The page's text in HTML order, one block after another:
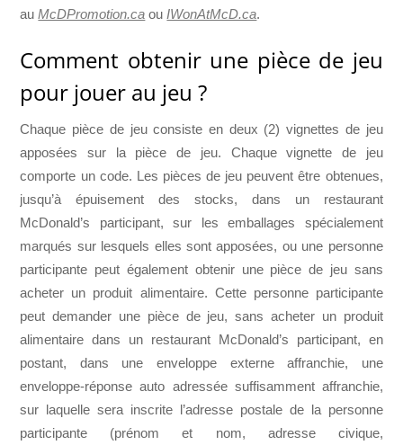
auMcDPromotion.ca ou IWonAtMcD.ca.
Comment obtenir une pièce de jeu
pour jouer au jeu ?
Chaque pièce de jeu consiste en deux (2) vignettes de jeu
apposées sur la pièce de jeu. Chaque vignette de jeu
comporte un code. Les pièces de jeu peuvent être obtenues,
jusqu’à épuisement des stocks, dans un restaurant
McDonald’s participant, sur les emballages spécialement
marqués sur lesquels elles sont apposées, ou une personne
participante peut également obtenir une pièce de jeu sans
acheter un produit alimentaire. Cette personne participante
peut demander une pièce de jeu, sans acheter un produit
alimentaire dans un restaurant McDonald’s participant, en
postant, dans une enveloppe externe affranchie, une
enveloppe-réponse auto adressée suffisamment affranchie,
sur laquelle sera inscrite l’adresse postale de la personne
participante (prénom et nom, adresse civique,